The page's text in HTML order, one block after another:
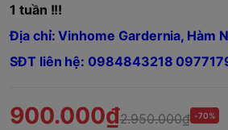
1 tuần !!!
Địa chỉ: Vinhome Gardernia, Hàm
SĐT liên hệ: 0984843218
900.000₫2.950.000₫ -70%